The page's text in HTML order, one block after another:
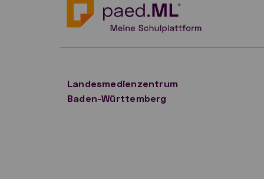
Landesmedienzentrum
Baden-Württemberg